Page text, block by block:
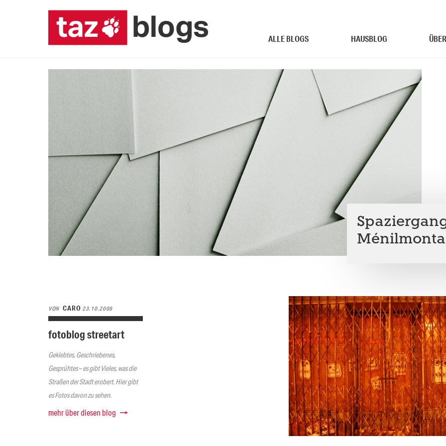
ALLE BLOGS HAUSBLOG
VON CARO23.10.2008
fotoblog streetart
Geklebtes, Geschriebenes,
Gesprühtes – es gibt Vieles, was die
Straßen der Stadt erobert. Hier gibt
es Fotos davon zu sehen.
mehr über diesen blog